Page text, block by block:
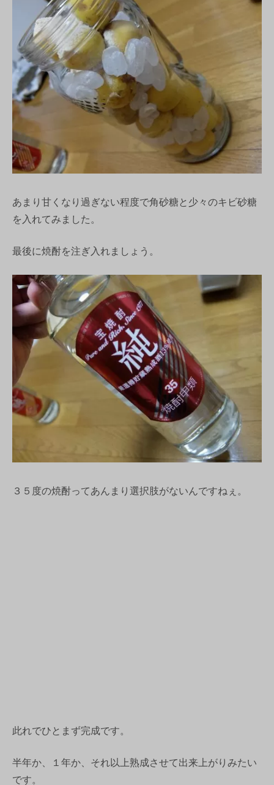
あまり甘くなり過ぎない程度で角砂糖と少々のキビ砂糖
を入れてみました。
最後に焼酎を注ぎ入れましょう。
３５度の焼酎ってあんまり選択肢がないんですねぇ。
此れでひとまず完成です。
半年か、１年か、それ以上熟成させて出来上がりみたい
です。